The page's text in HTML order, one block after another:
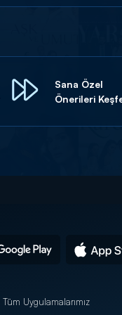
Sana Özel
Önerileri
Tüm Uygulamalarımız